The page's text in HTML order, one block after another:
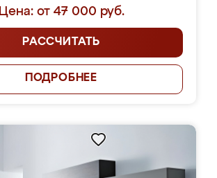
Цена: от 47 000 руб.
РАССЧИТАТЬ
ПОДРОБНЕЕ